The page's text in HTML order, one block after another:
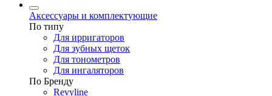
Аксессуары и комплектующие
По типу
Для ирригаторов
Для зубных щеток
Для тонометров
Для ингаляторов
По Бренду
Revyline